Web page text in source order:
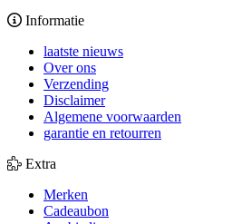
Informatie
laatste nieuws
Over ons
Verzending
Disclaimer
Algemene voorwaarden
garantie en retourren
Extra
Merken
Cadeaubon